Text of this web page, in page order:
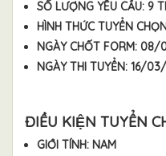
SỐ LƯỢNG YÊU CẦU: 9
HÌNH THỨC TUYỂN
NGÀY CHỐT FORM: 08/
NGÀY THI TUYỂN: 16/
ĐIỀU KIỆN TUYỂN
GIỚI TÍNH: NAM